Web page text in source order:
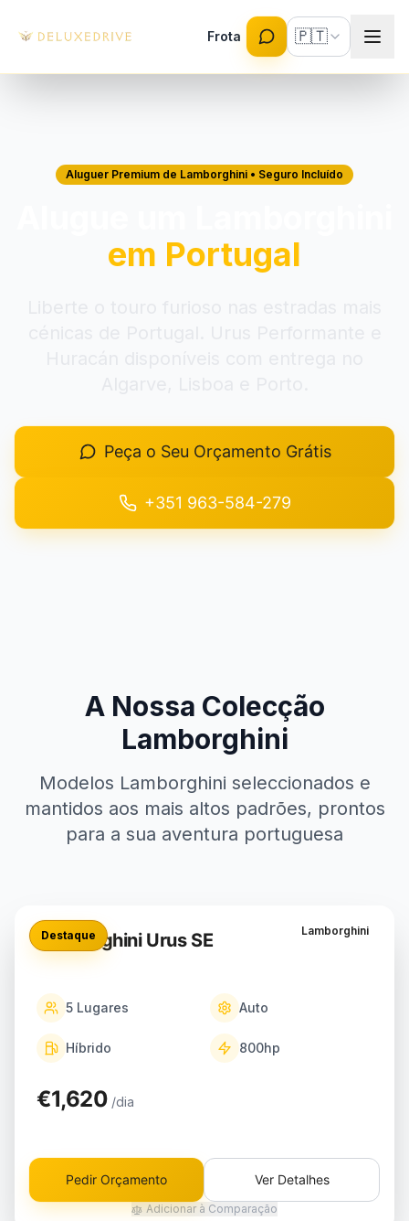
Frota 🇵🇹
Aluguer Premium de Lamborghini • Seguro Incluído
em Portugal
Peça o Seu Orçamento Grátis
+351 963-584-279
A Nossa Colecção
Lamborghini
Modelos Lamborghini seleccionados e
mantidos aos mais altos padrões, prontos
para a sua aventura portuguesa
Destaque Lamborghini
Lamborghini Urus SE
5 Lugares Auto
Híbrido 800hp
€1,620 /dia
Pedir Orçamento Ver Detalhes
Adicionar à Comparação